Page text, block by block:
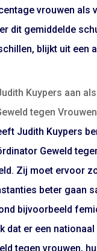
vrouwen als
dit gemiddelde
blijkt uit een
Kuypers aan
tegen Vrouwen
Judith Kuypers
Geweld
Zij moet ervoor
beter gaan
bijvoorbeeld
dat er een
tegen vrouwen,